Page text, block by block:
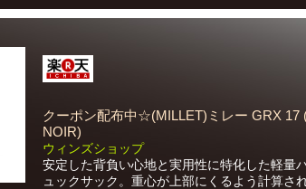
クーポン配布中☆(MILLET)ミレー GRX 17
NOIR)
ウィンズショップ
安定した背負い心地と実用性に特化した軽量
ュックサック。重心が上部にくるよう計算さ